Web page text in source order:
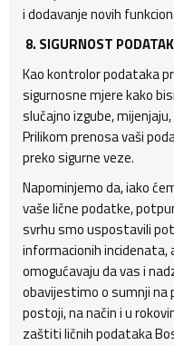
i dodavanje novih
8. SIGURNOST
Kao kontrolor podataka
sigurnosne mjere kako
slučajno izgube,
Prilikom prenosa vaši
preko sigurne veze.
Napominjemo da, iako
vaše lične podatke,
svrhu smo uspostavili
informacionih incidenata,
omogućavaju da vas i
obavijestimo o sumnji na
postoji, na način i u
zaštiti ličnih podataka